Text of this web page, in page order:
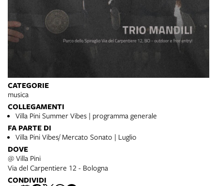
CATEGORIE
musica
COLLEGAMENTI
Villa Pini Summer Vibes | programma generale
FA PARTE DI
Villa Pini Vibes/ Mercato Sonato | Luglio
DOVE
@ Villa Pini
Via del Carpentiere 12 - Bologna
CONDIVIDI